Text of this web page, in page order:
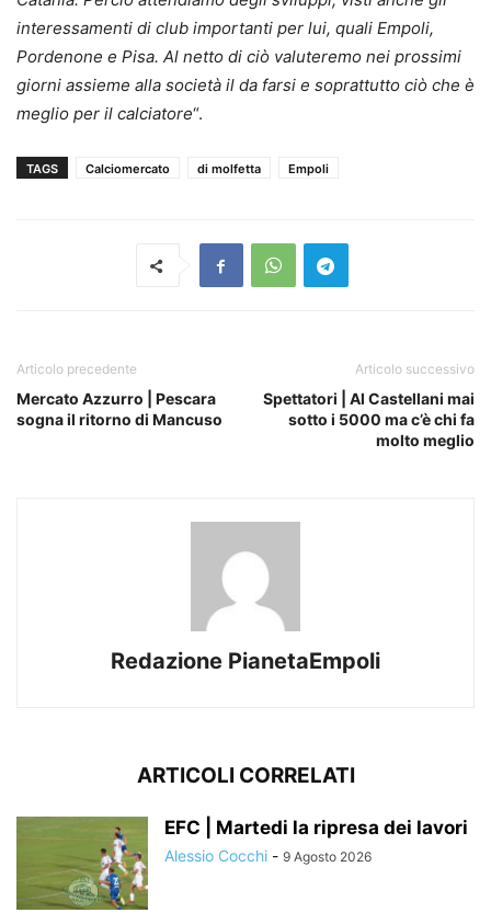
interessamenti di club importanti per lui, quali Empoli,
Pordenone e Pisa. Al netto di ciò valuteremo nei prossimi
giorni assieme alla società il da farsi e soprattutto ciò che è
meglio per il calciatore“.
TAGS Calciomercato di molfetta Empoli
Articolo precedente
Mercato Azzurro | Pescara
sogna il ritorno di Mancuso
Articolo successivo
Spettatori | Al Castellani mai
sotto i 5000 ma c’è chi fa
molto meglio
Redazione PianetaEmpoli
ARTICOLI CORRELATI
EFC | Martedi la ripresa dei lavori
Alessio Cocchi - 9 Agosto 2026